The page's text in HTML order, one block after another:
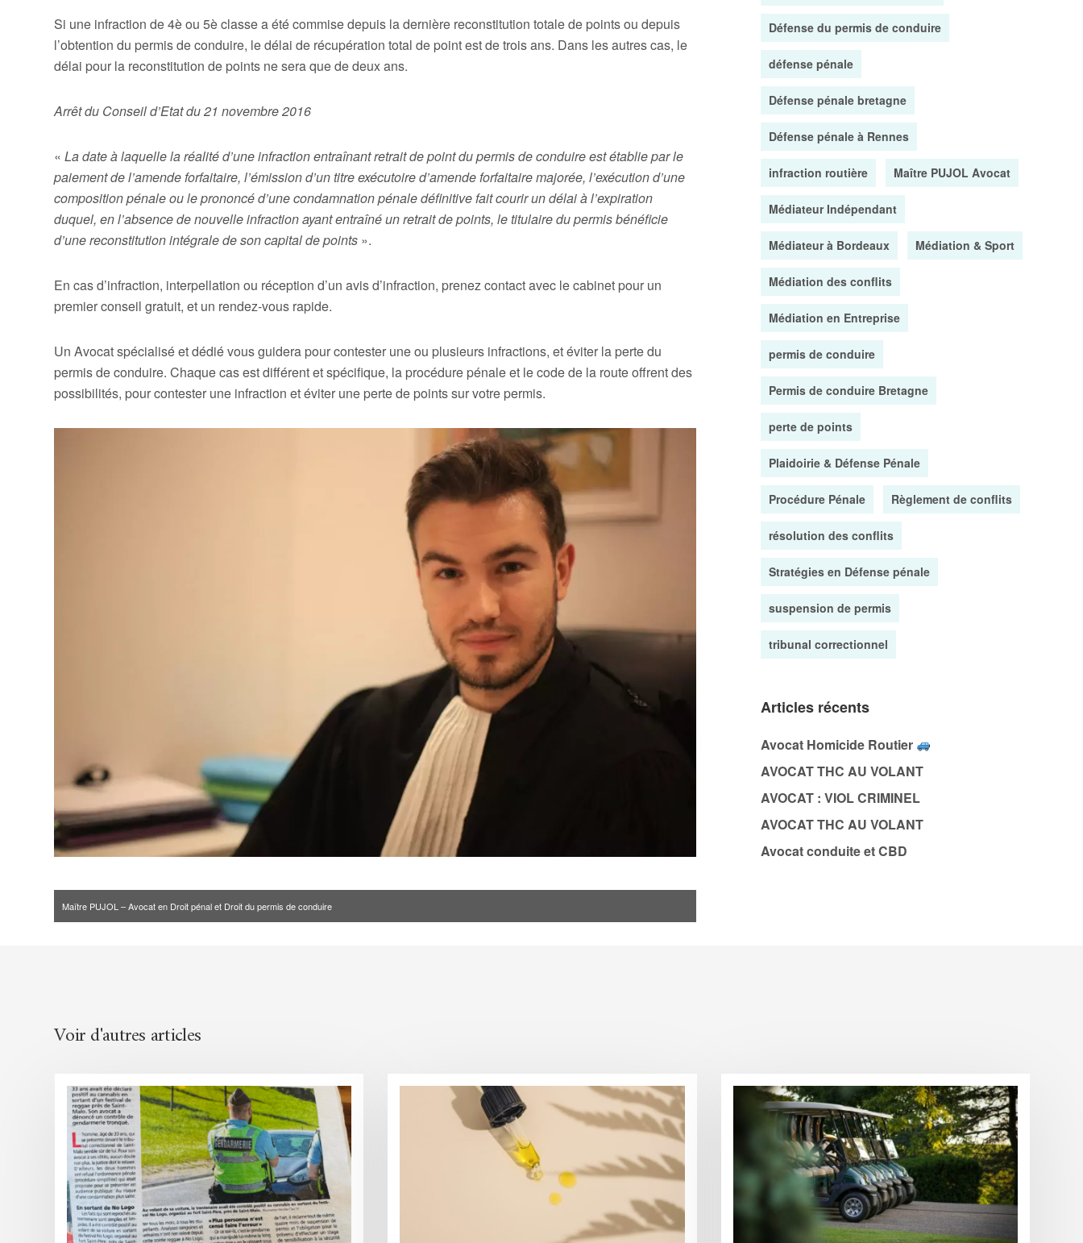
Si une infraction de 4è ou 5è classe a été commise depuis la dernière reconstitution totale de points ou depuis
l’obtention du permis de conduire, le délai de récupération total de point est de trois ans. Dans les autres cas, le
délai pour la reconstitution de points ne sera que de deux ans.
Arrêt du Conseil d’Etat du 21 novembre 2016
« La date à laquelle la réalité d’une infraction entraînant retrait de point du permis de conduire est établie par le
paiement de l’amende forfaitaire, l’émission d’un titre exécutoire d’amende forfaitaire majorée, l’exécution d’une
composition pénale ou le prononcé d’une condamnation pénale définitive fait courir un délai à l’expiration
duquel, en l’absence de nouvelle infraction ayant entraîné un retrait de points, le titulaire du permis bénéficie
d’une reconstitution intégrale de son capital de points ».
En cas d’infraction, interpellation ou réception d’un avis d’infraction, prenez contact avec le cabinet pour un
premier conseil gratuit, et un rendez-vous rapide.
Un Avocat spécialisé et dédié vous guidera pour contester une ou plusieurs infractions, et éviter la perte du
permis de conduire. Chaque cas est différent et spécifique, la procédure pénale et le code de la route offrent des
possibilités, pour contester une infraction et éviter une perte de points sur votre permis.
Maître PUJOL – Avocat en Droit pénal et Droit du permis de conduire
Défense du permis de conduire
défense pénale
Défense pénale bretagne
Défense pénale à Rennes
infraction routière Maître PUJOL Avocat
Médiateur Indépendant
Médiateur à Bordeaux Médiation & Sport
Médiation des conflits
Médiation en Entreprise
permis de conduire
Permis de conduire Bretagne
perte de points
Plaidoirie & Défense Pénale
Procédure Pénale Règlement de conflits
résolution des conflits
Stratégies en Défense pénale
suspension de permis
tribunal correctionnel
Articles récents
Avocat Homicide Routier
AVOCAT THC AU VOLANT
AVOCAT : VIOL CRIMINEL
AVOCAT THC AU VOLANT
Avocat conduite et CBD
Voir d'autres articles